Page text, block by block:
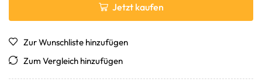
Jetzt kaufen
Zur Wunschliste hinzufügen
Zum Vergleich hinzufügen